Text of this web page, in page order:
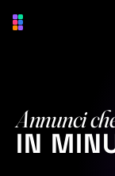
Annunci
IN